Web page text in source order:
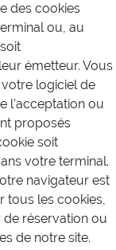
des cookies
ou, au
émetteur. Vous
logiciel de
l’acceptation ou
proposés
soit
votre terminal.
navigateur est
tous les cookies,
réservation ou
de notre site.